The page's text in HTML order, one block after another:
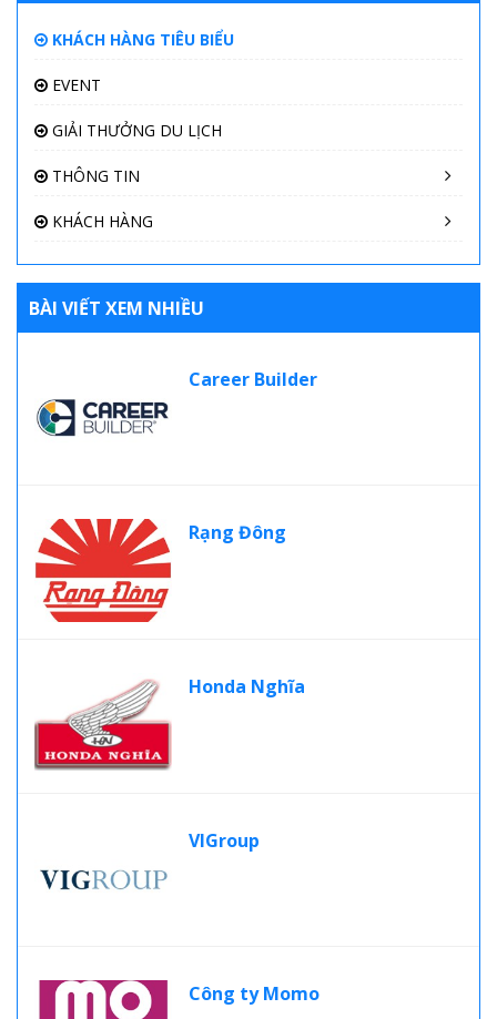
KHÁCH HÀNG TIÊU BIỂU
EVENT
GIẢI THƯỞNG DU LỊCH
THÔNG TIN
KHÁCH HÀNG
BÀI VIẾT XEM NHIỀU
Career Builder
Rạng Đông
Honda Nghĩa
VIGroup
Công ty Momo